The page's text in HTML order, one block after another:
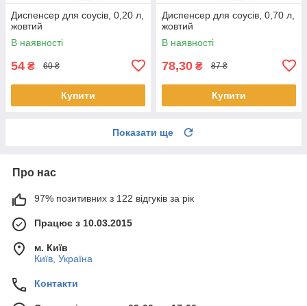
Диспенсер для соусів, 0,20 л,
жовтий
В наявності
54 ₴ 60 ₴
Купити
Диспенсер для соусів, 0,70 л,
жовтий
В наявності
78,30 ₴ 87 ₴
Купити
Показати ще
Про нас
97% позитивних з 122 відгуків за рік
Працює з 10.03.2015
м. Київ
Київ, Україна
Контакти